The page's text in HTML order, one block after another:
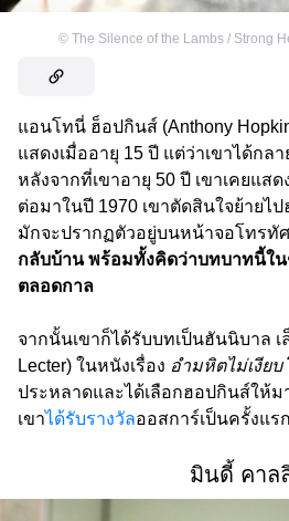
© The Silence of the Lambs / Strong
แอนโทนี่ ฮ็อปกินส์ (Anthony
แสดงเมื่ออายุ 15 ปี แต่ว่าเขาได้กล
หลังจากที่เขาอายุ 50 ปี เขาเคยแส
ต่อมาในปี 1970 เขาตัดสินใจย้ายไ
มักจะปรากฏตัวอยู่บนหน้าจอโทรทัศ
กลับบ้าน พร้อมทั้งคิดว่าบทบาทนี้ใน
ตลอดกาล
จากนั้นเขาก็ได้รับบทเป็นฮันนิบาล เ
Lecter) ในหนังเรื่อง อำมหิตไม่เงียบ
ประหลาดและได้เลือกฮอปกินส์ให้ม
เขาได้รับรางวัลออสการ์เป็นครั้งแร
มินดี้ คาล